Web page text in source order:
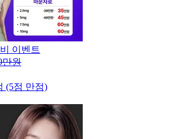
이벤트
만원
(5점 만점)